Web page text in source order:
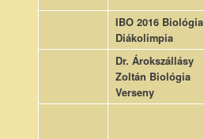
IBO 2016 Biológia
Diákolimpia
Dr. Árokszállásy
Zoltán Biológia
Verseny